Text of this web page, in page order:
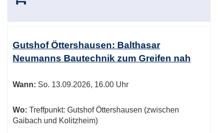
Gutshof Öttershausen: Balthasar
Neumanns Bautechnik zum Greifen nah
Wann: So. 13.09.2026, 16.00 Uhr
Wo: Treffpunkt: Gutshof Öttershausen (zwischen
Gaibach und Kolitzheim)